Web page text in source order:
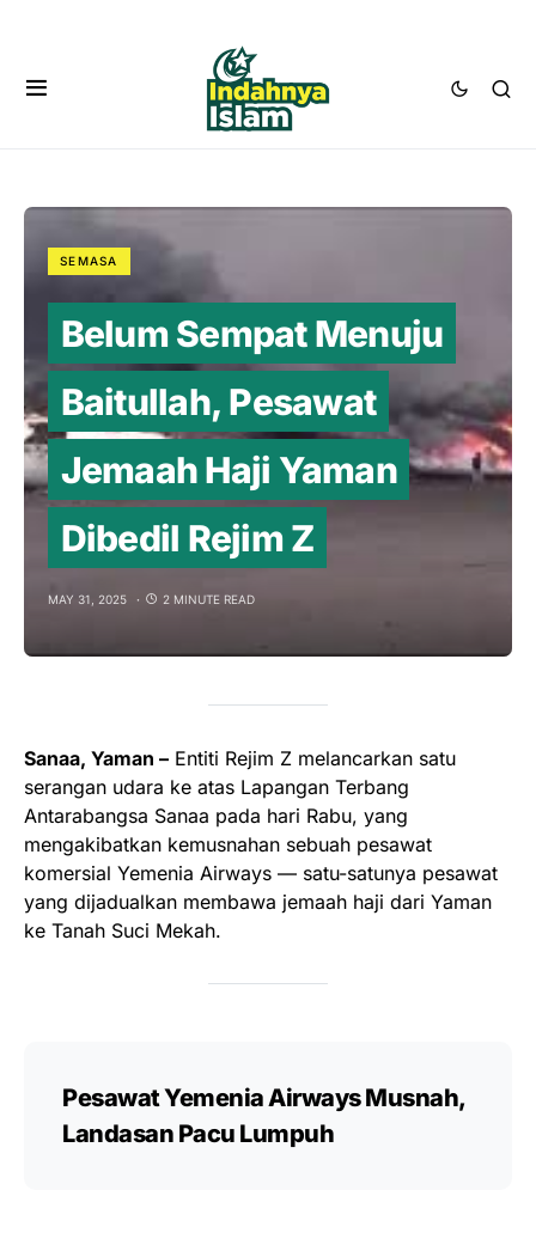
SEMASA
Belum Sempat Menuju
Baitullah, Pesawat
Jemaah Haji Yaman
Dibedil Rejim Z
MAY 31, 2025 2 MINUTE READ
Sanaa, Yaman – Entiti Rejim Z melancarkan satu
serangan udara ke atas Lapangan Terbang
Antarabangsa Sanaa pada hari Rabu, yang
mengakibatkan kemusnahan sebuah pesawat
komersial Yemenia Airways — satu-satunya pesawat
yang dijadualkan membawa jemaah haji dari Yaman
ke Tanah Suci Mekah.
Pesawat Yemenia Airways Musnah,
Landasan Pacu Lumpuh